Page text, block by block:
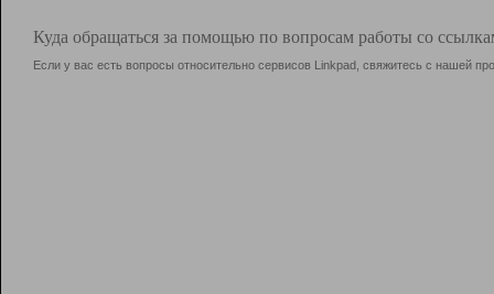
Куда обращаться за помощью по вопросам работы со
Если у вас есть вопросы относительно сервисов Linkpad, свяжитесь с нашей